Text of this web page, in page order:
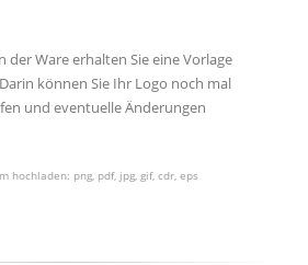
der Ware erhalten Sie eine Vorlage
können Sie Ihr Logo noch mal
und eventuelle Änderungen
hochladen: png, pdf, jpg, gif, cdr, eps